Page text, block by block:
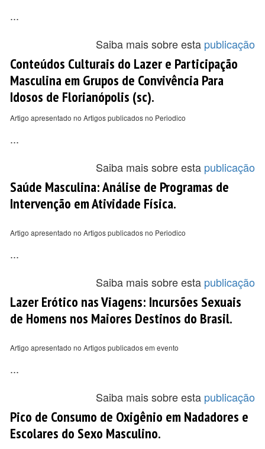
...
Saiba mais sobre esta publicação
Conteúdos Culturais do Lazer e Participação
Masculina em Grupos de Convivência Para
Idosos de Florianópolis (sc).
Artigo apresentado no Artigos publicados no Periodico
...
Saiba mais sobre esta publicação
Saúde Masculina: Análise de Programas de
Intervenção em Atividade Física.
Artigo apresentado no Artigos publicados no Periodico
...
Saiba mais sobre esta publicação
Lazer Erótico nas Viagens: Incursões Sexuais
de Homens nos Maiores Destinos do Brasil.
Artigo apresentado no Artigos publicados em evento
...
Saiba mais sobre esta publicação
Pico de Consumo de Oxigênio em Nadadores e
Escolares do Sexo Masculino.